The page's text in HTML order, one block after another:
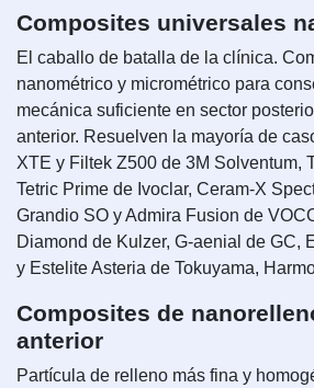
Composites universales
El caballo de batalla de la clínica.
nanométrico y micrométrico para
mecánica suficiente en sector
anterior. Resuelven la mayoría de
XTE y Filtek Z500 de 3M Solventum,
Tetric Prime de Ivoclar, Ceram-X
Grandio SO y Admira Fusion de
Diamond de Kulzer, G-aenial de GC,
y Estelite Asteria de Tokuyama,
Composites de
anterior
Partícula de relleno más fina y